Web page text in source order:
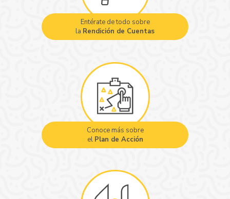
Entérate de todo sobre
la Rendición de Cuentas
Conoce más sobre
el Plan de Acción